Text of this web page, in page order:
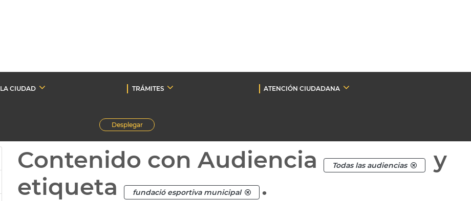
LA CIUDAD TRÁMITES
ATENCIÓN CIUDADANA
Desplegar
Contenido con Audiencia Todas las audiencias
y
etiqueta
fundació esportiva municipal .